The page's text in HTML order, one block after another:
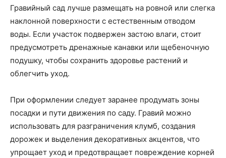
Гравийный сад лучше размещать на ровной или слегка
наклонной поверхности с естественным отводом
воды. Если участок подвержен застою влаги, стоит
предусмотреть дренажные канавки или щебеночную
подушку, чтобы сохранить здоровье растений и
облегчить уход.
При оформлении следует заранее продумать зоны
посадки и пути движения по саду. Гравий можно
использовать для разграничения клумб, создания
дорожек и выделения декоративных акцентов, что
упрощает уход и предотвращает повреждение корней